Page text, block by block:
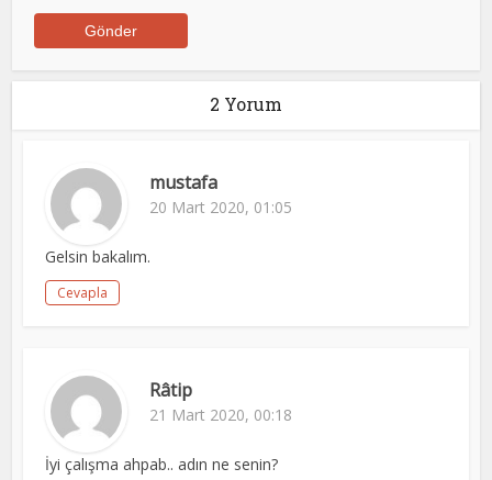
2 Yorum
mustafa
20 Mart 2020, 01:05
Gelsin bakalım.
Cevapla
Râtip
21 Mart 2020, 00:18
İyi çalışma ahpab.. adın ne senin?